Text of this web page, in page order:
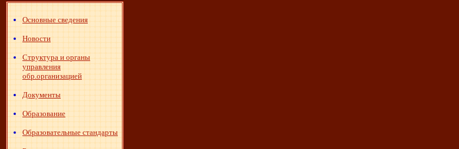
Основные сведения
Новости
Структура и органы
управления
обр.организацией
Документы
Образование
Образовательные стандарты